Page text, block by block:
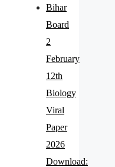
Bihar
Board
2
February
12th
Biology
Viral
Paper
2026
Download: